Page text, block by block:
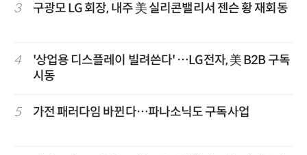
3 구광모 LG 회장, 내주 美 실리콘밸리서 젠슨 황 재회동
4
'상업용 디스플레이 빌려쓴다' …LG전자, 美 B2B 구독
시동
5 가전 패러다임 바뀐다…파나소닉도 구독사업